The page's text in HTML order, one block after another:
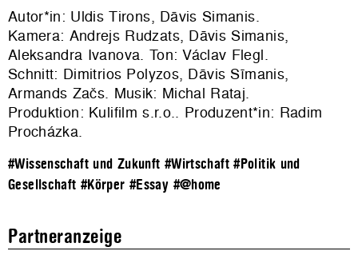
Autor*in: Uldis Tirons, Dāvis Simanis.
Kamera: Andrejs Rudzats, Dāvis Simanis,
Aleksandra Ivanova. Ton: Václav Flegl.
Schnitt: Dimitrios Polyzos, Dāvis Sīmanis,
Armands Začs. Musik: Michal Rataj.
Produktion: Kulifilm s.r.o.. Produzent*in: Radim
Procházka.
#Wissenschaft und Zukunft #Wirtschaft #Politik und
Gesellschaft #Körper #Essay #@home
Partneranzeige